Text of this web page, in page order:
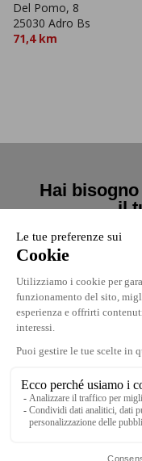
Del Pomo, 8
25030 Adro Bs
71,4 km
Hai
il